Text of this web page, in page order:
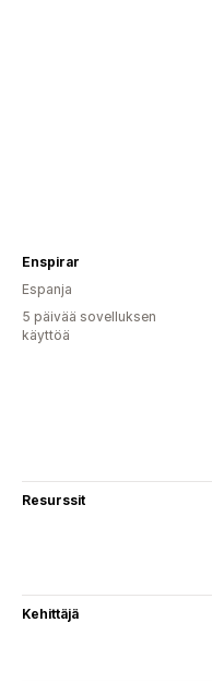
Enspirar
Espanja
5 päivää sovelluksen
käyttöä
Resurssit
Kehittäjä